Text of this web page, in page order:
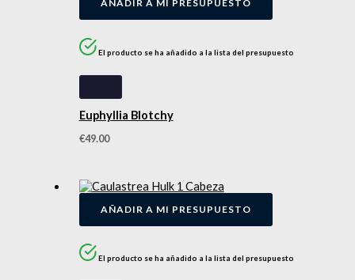
AÑADIR A MI PRESUPUESTO
El producto se ha añadido a la lista del presupuesto
Euphyllia Blotchy
€49.00
AÑADIR A MI PRESUPUESTO
El producto se ha añadido a la lista del presupuesto